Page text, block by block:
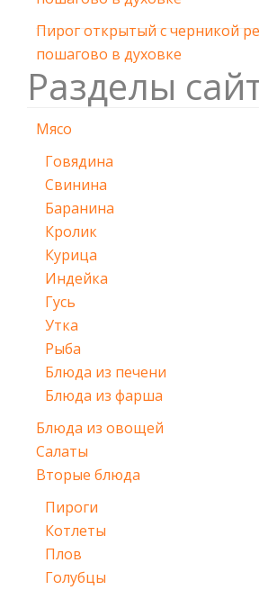
Пирог открытый с черникой
пошагово в духовке
Разделы
Мясо
Говядина
Свинина
Баранина
Кролик
Курица
Индейка
Гусь
Утка
Рыба
Блюда из печени
Блюда из фарша
Блюда из овощей
Салаты
Вторые блюда
Пироги
Котлеты
Плов
Голубцы